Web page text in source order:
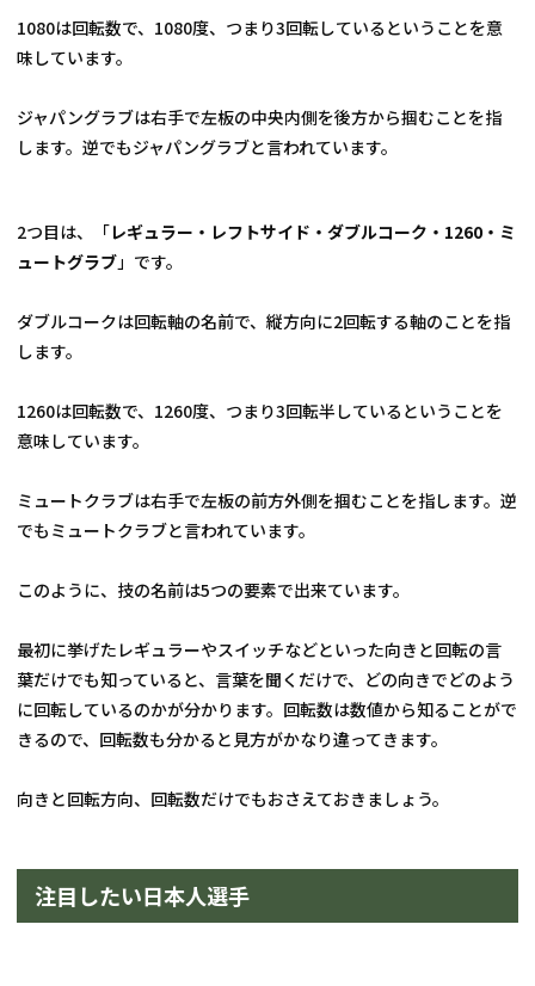
1080は回転数で、1080度、つまり3回転しているということを意
味しています。
ジャパングラブは右手で左板の中央内側を後方から掴むことを指
します。逆でもジャパングラブと言われています。
2つ目は、「レギュラー・レフトサイド・ダブルコーク・1260・ミ
ュートグラブ」です。
ダブルコークは回転軸の名前で、縦方向に2回転する軸のことを指
します。
1260は回転数で、1260度、つまり3回転半しているということを
意味しています。
ミュートクラブは右手で左板の前方外側を掴むことを指します。逆
でもミュートクラブと言われています。
このように、技の名前は5つの要素で出来ています。
最初に挙げたレギュラーやスイッチなどといった向きと回転の言
葉だけでも知っていると、言葉を聞くだけで、どの向きでどのよう
に回転しているのかが分かります。回転数は数値から知ることがで
きるので、回転数も分かると見方がかなり違ってきます。
向きと回転方向、回転数だけでもおさえておきましょう。
注目したい日本人選手